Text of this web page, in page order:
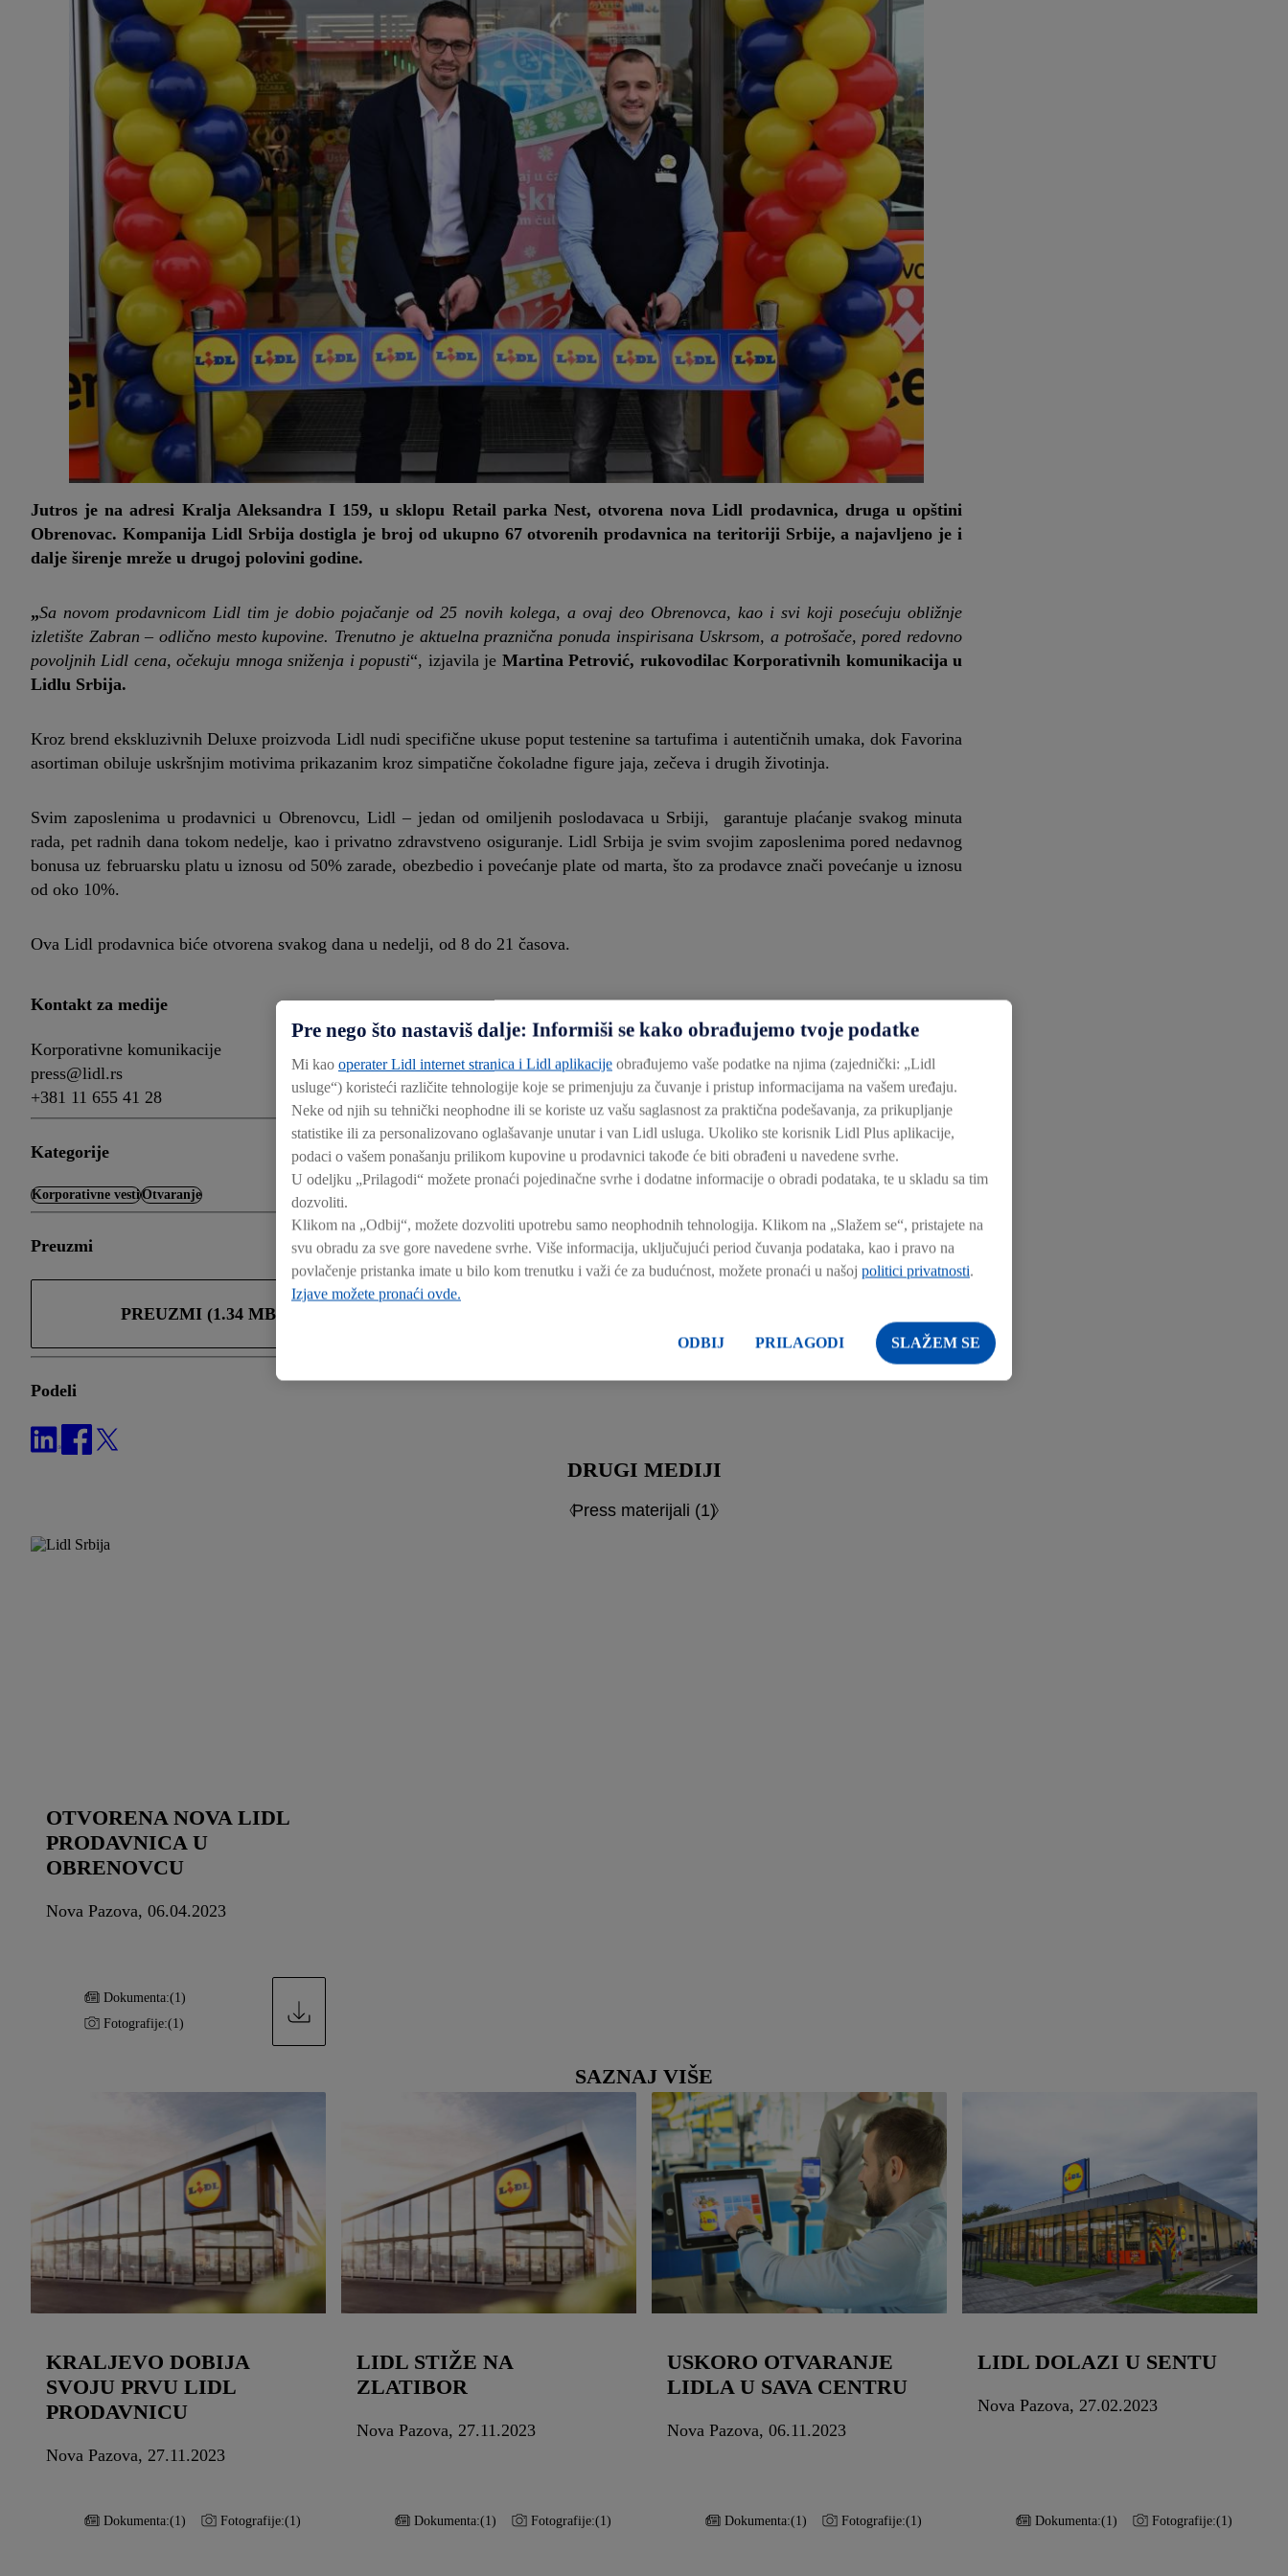
Jutros je na adresi Kralja Aleksandra I 159, u sklopu Retail parka Nest, otvorena nova Lidl prodavnica, druga u opštini
Obrenovac. Kompanija Lidl Srbija dostigla je broj od ukupno 67 otvorenih prodavnica na teritoriji Srbije, a najavljeno je i
dalje širenje mreže u drugoj polovini godine.
„Sa novom prodavnicom Lidl tim je dobio pojačanje od 25 novih kolega, a ovaj deo Obrenovca, kao i svi koji posećuju obližnje
izletište Zabran – odlično mesto kupovine. Trenutno je aktuelna praznična ponuda inspirisana Uskrsom, a potrošače, pored redovno
povoljnih Lidl cena, očekuju mnoga sniženja i popusti“, izjavila je Martina Petrović, rukovodilac Korporativnih komunikacija u
Lidlu Srbija.
Kroz brend ekskluzivnih Deluxe proizvoda Lidl nudi specifične ukuse poput testenine sa tartufima i autentičnih umaka, dok Favorina
asortiman obiluje uskršnjim motivima prikazanim kroz simpatične čokoladne figure jaja, zečeva i drugih životinja.
Svim zaposlenima u prodavnici u Obrenovcu, Lidl – jedan od omiljenih poslodavaca u Srbiji, garantuje plaćanje svakog minuta
rada, pet radnih dana tokom nedelje, kao i privatno zdravstveno osiguranje. Lidl Srbija je svim svojim zaposlenima pored nedavnog
bonusa uz februarsku platu u iznosu od 50% zarade, obezbedio i povećanje plate od marta, što za prodavce znači povećanje u iznosu
od oko 10%.
Ova Lidl prodavnica biće otvorena svakog dana u nedelji, od 8 do 21 časova.
Kontakt za medije
Korporativne komunikacije
press@lidl.rs
+381 11 655 41 28
Kategorije
Korporativne vestiOtvaranje
Preuzmi
PREUZMI (1.34 MB)
Podeli
DRUGI MEDIJI
Press materijali (1)
OTVORENA NOVA LIDL
PRODAVNICA U
OBRENOVCU
Nova Pazova, 06.04.2023
Dokumenta:(1)
Fotografije:(1)
SAZNAJ VIŠE
KRALJEVO DOBIJA
SVOJU PRVU LIDL
PRODAVNICU
Nova Pazova, 27.11.2023
Dokumenta:(1) Fotografije:(1)
LIDL STIŽE NA
ZLATIBOR
Nova Pazova, 27.11.2023
Dokumenta:(1) Fotografije:(1)
USKORO OTVARANJE
LIDLA U SAVA CENTRU
Nova Pazova, 06.11.2023
Dokumenta:(1) Fotografije:(1)
LIDL DOLAZI U SENTU
Nova Pazova, 27.02.2023
Dokumenta:(1) Fotografije:(1)
Pre nego što nastaviš dalje: Informiši se kako obrađujemo tvoje podatke
Mi kao operater Lidl internet stranica i Lidl aplikacije obrađujemo vaše podatke na njima (zajednički: „Lidl
usluge“) koristeći različite tehnologije koje se primenjuju za čuvanje i pristup informacijama na vašem uređaju.
Neke od njih su tehnički neophodne ili se koriste uz vašu saglasnost za praktična podešavanja, za prikupljanje
statistike ili za personalizovano oglašavanje unutar i van Lidl usluga. Ukoliko ste korisnik Lidl Plus aplikacije,
podaci o vašem ponašanju prilikom kupovine u prodavnici takođe će biti obrađeni u navedene svrhe.
U odeljku „Prilagodi“ možete pronaći pojedinačne svrhe i dodatne informacije o obradi podataka, te u skladu sa tim
dozvoliti.
Klikom na „Odbij“, možete dozvoliti upotrebu samo neophodnih tehnologija. Klikom na „Slažem se“, pristajete na
svu obradu za sve gore navedene svrhe. Više informacija, uključujući period čuvanja podataka, kao i pravo na
povlačenje pristanka imate u bilo kom trenutku i važi će za budućnost, možete pronaći u našoj politici privatnosti.
Izjave možete pronaći ovde.
ODBIJ PRILAGODI SLAŽEM SE